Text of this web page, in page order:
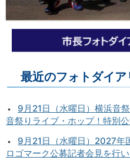
最近のフォトダイア
9月21日（水曜日）横浜音
音祭りライブ・ホップ！特別
9月21日（水曜日）2027年
ロゴマーク公募記者会見を行